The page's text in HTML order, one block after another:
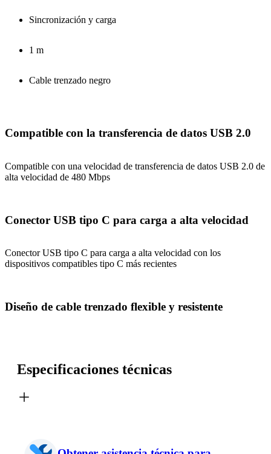
Sincronización y carga
1 m
Cable trenzado negro
Compatible con la transferencia de datos USB 2.0
Compatible con una velocidad de transferencia de datos USB 2.0 de
alta velocidad de 480 Mbps
Conector USB tipo C para carga a alta velocidad
Conector USB tipo C para carga a alta velocidad con los
dispositivos compatibles tipo C más recientes
Diseño de cable trenzado flexible y resistente
Especificaciones técnicas